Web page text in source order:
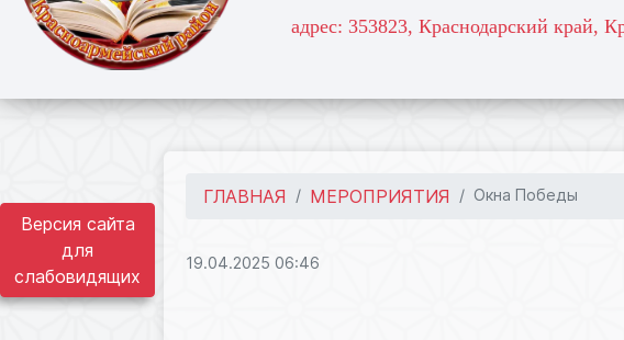
Версия сайта
для
слабовидящих
адрес: 353823, Краснодарский край,
ГЛАВНАЯ МЕРОПРИЯТИЯ Окна Победы
19.04.2025 06:46